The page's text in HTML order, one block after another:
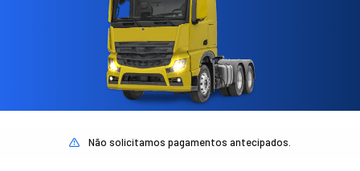
Não solicitamos pagamentos antecipados.